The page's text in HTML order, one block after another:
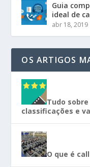
Guia
ideal de
abr 18, 2019
OS ARTIGOS
Tudo sobre
classificações e
O que é